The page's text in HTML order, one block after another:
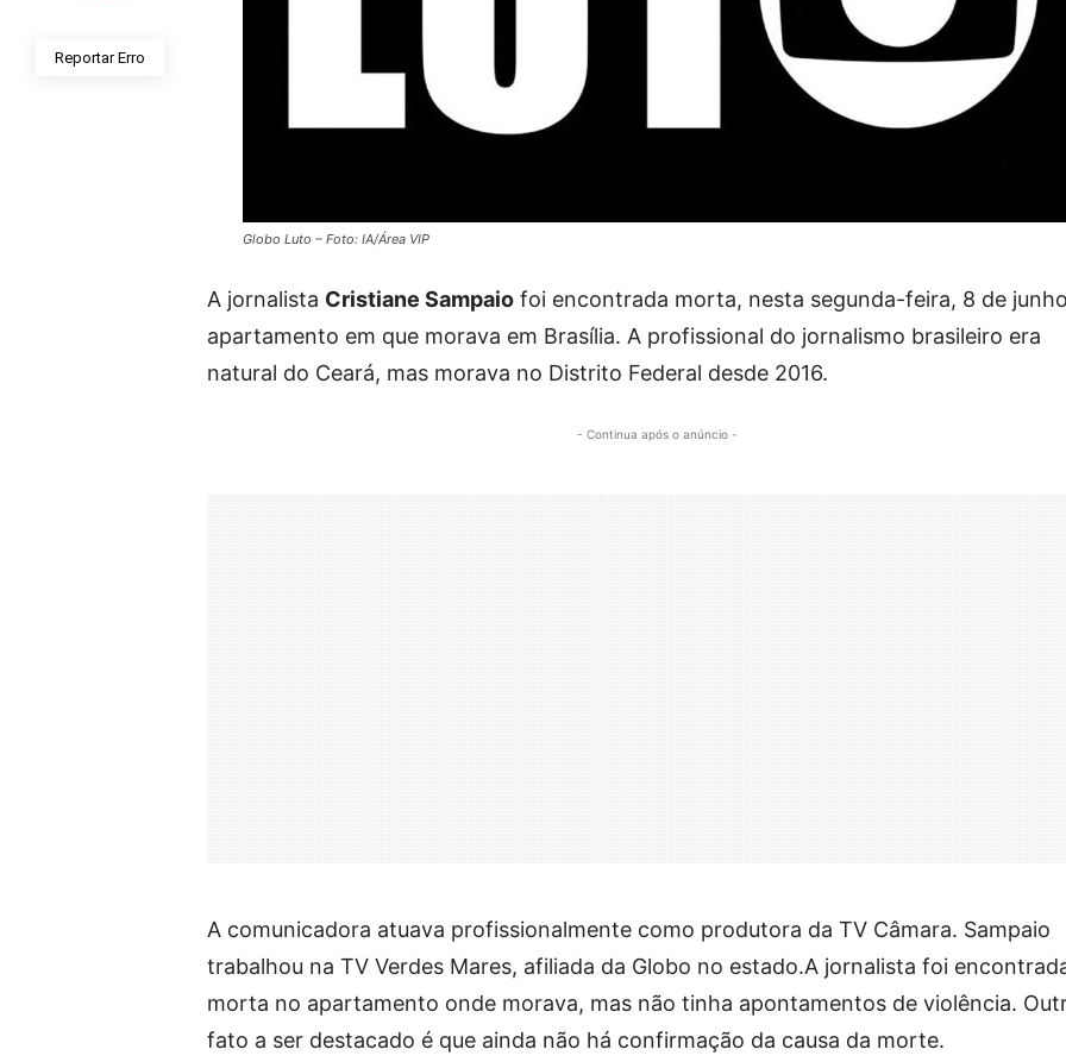
Reportar Erro
Globo Luto – Foto: IA/Área VIP
A jornalista Cristiane Sampaio foi encontrada morta, nesta segunda-feira, 8 de
apartamento em que morava em Brasília. A profissional do jornalismo brasileiro era
natural do Ceará, mas morava no Distrito Federal desde 2016.
- Continua após o anúncio -
A comunicadora atuava profissionalmente como produtora da TV Câmara. Sampaio
trabalhou na TV Verdes Mares, afiliada da Globo no estado.A jornalista foi
morta no apartamento onde morava, mas não tinha apontamentos de violência.
fato a ser destacado é que ainda não há confirmação da causa da morte.